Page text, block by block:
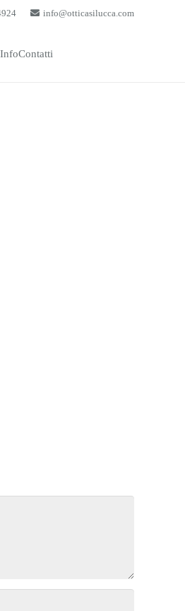
info@otticasilucca.com
Contatti